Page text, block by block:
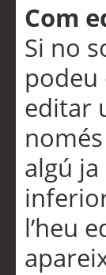
Com
Si no
podeu
editar
algú
l’heu